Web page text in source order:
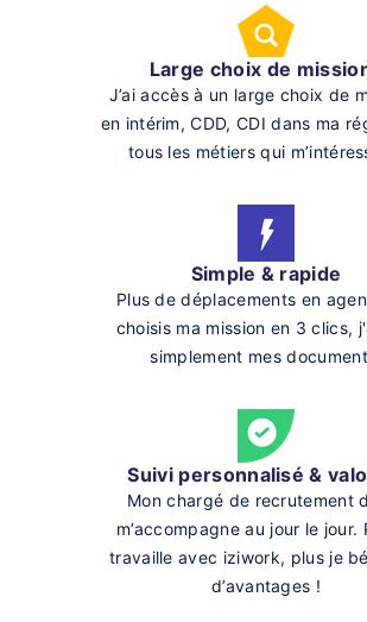
Large choix de
J’ai accès à un large choix de
en intérim, CDD, CDI dans ma
tous les métiers qui
Simple & rapide
Plus de déplacements en
choisis ma mission en 3 clics,
simplement mes
Suivi personnalisé &
Mon chargé de recrutement
m’accompagne au jour le jour.
travaille avec iziwork, plus je
d’avantages !